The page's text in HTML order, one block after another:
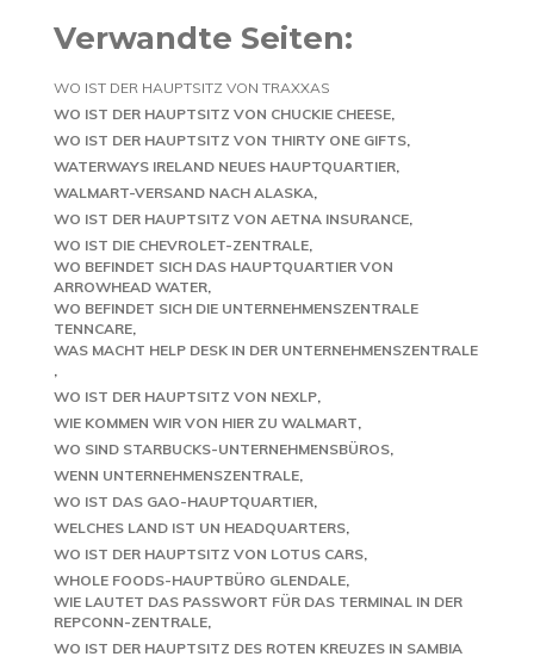
Verwandte Seiten:
WO IST DER HAUPTSITZ VON TRAXXAS
WO IST DER HAUPTSITZ VON CHUCKIE CHEESE
WO IST DER HAUPTSITZ VON THIRTY ONE GIFTS
WATERWAYS IRELAND NEUES HAUPTQUARTIER
WALMART-VERSAND NACH ALASKA
WO IST DER HAUPTSITZ VON AETNA INSURANCE
WO IST DIE CHEVROLET-ZENTRALE
WO BEFINDET SICH DAS HAUPTQUARTIER VON
ARROWHEAD WATER
WO BEFINDET SICH DIE UNTERNEHMENSZENTRALE
TENNCARE
WAS MACHT HELP DESK IN DER UNTERNEHMENSZENTRALE
WO IST DER HAUPTSITZ VON NEXLP
WIE KOMMEN WIR VON HIER ZU WALMART
WO SIND STARBUCKS-UNTERNEHMENSBÜROS
WENN UNTERNEHMENSZENTRALE
WO IST DAS GAO-HAUPTQUARTIER
WELCHES LAND IST UN HEADQUARTERS
WO IST DER HAUPTSITZ VON LOTUS CARS
WHOLE FOODS-HAUPTBÜRO GLENDALE
WIE LAUTET DAS PASSWORT FÜR DAS TERMINAL IN DER
REPCONN-ZENTRALE
WO IST DER HAUPTSITZ DES ROTEN KREUZES IN SAMBIA